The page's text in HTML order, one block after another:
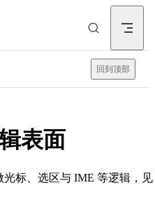
回到顶部
表面
光标、选区与 IME 等逻辑，见